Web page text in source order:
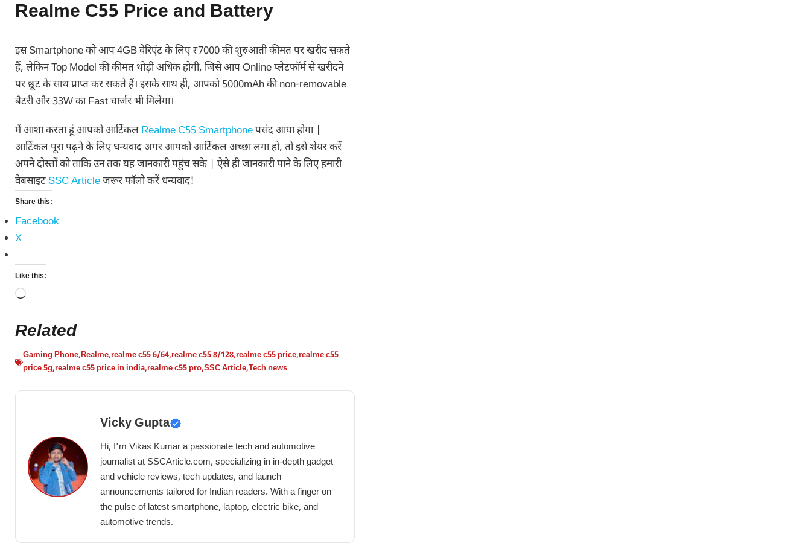
Realme C55 Price and Battery
इस Smartphone को आप 4GB वेरिएंट के लिए ₹7000 की शुरुआती कीमत पर खरीद सकते
हैं, लेकिन Top Model की कीमत थोड़ी अधिक होगी, जिसे आप Online प्लेटफॉर्म से खरीदने
पर छूट के साथ प्राप्त कर सकते हैं। इसके साथ ही, आपको 5000mAh की non-removable
बैटरी और 33W का Fast चार्जर भी मिलेगा।
मैं आशा करता हूं आपको आर्टिकल Realme C55 Smartphoneपसंद आया होगा |
आर्टिकल पूरा पढ़ने के लिए धन्यवाद अगर आपको आर्टिकल अच्छा लगा हो, तो इसे शेयर करें
अपने दोस्तों को ताकि उन तक यह जानकारी पहुंच सके | ऐसे ही जानकारी पाने के लिए हमारी
वेबसाइट SSC Articleजरूर फॉलो करें धन्यवाद!
Share this:
Facebook
X
Like this:
Related
Gaming Phone,Realme,realme c55 6/64,realme c55 8/128,realme c55 price,realme c55
price 5g,realme c55 price in india,realme c55 pro,SSC Article,Tech news
Vicky Gupta
Hi, I’m Vikas Kumar a passionate tech and automotive
journalist at SSCArticle.com, specializing in in-depth gadget
and vehicle reviews, tech updates, and launch
announcements tailored for Indian readers. With a finger on
the pulse of latest smartphone, laptop, electric bike, and
automotive trends.